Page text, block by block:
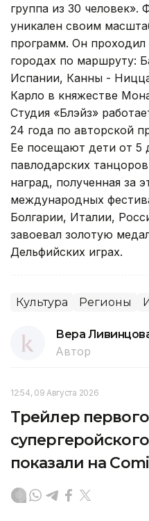
группа из 30 человек».
уникален своим
программ. Он проходил
городах по маршруту:
Испании, Канны -
Карло в княжестве
Студия «Блэйз»
24 года по авторской
Ее посещают дети от 5
павлодарских
наград, полученная за
международных
Болгарии, Италии,
завоевал золотую
Дельфийских играх.
Культура Регионы
Вера
Автор
12:54, 09 Августа 2026
Трейлер первого
показали на